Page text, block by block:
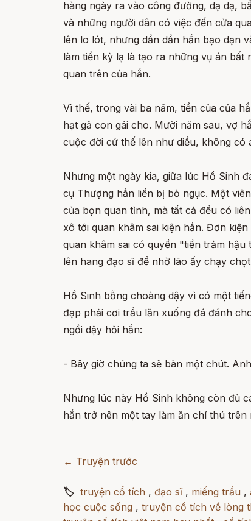
hàng ngày ra vào công đường, dạ dạ,
và những người dân có việc đến cửa
lên lo lót, nhưng dần dần hắn bạo dạn
làm tiền kỳ lạ là tạo ra những vụ án
quan trên của hắn.
Vì thế, trong vài ba năm, tiền của của
hạt gả con gái cho. Mười năm sau, vợ
cuộc đời cứ thế lên như diều, không có
Nhưng một ngày kia, giữa lúc Hồ Sinh
cụ Thượng hắn liền bị bỏ ngục. Một
của bọn quan tỉnh, mà tất cả đều có
xô tới quan khâm sai kiện hắn. Đơn
quan khâm sai có quyền "tiền trảm
lên hang đạo sĩ để nhờ lão ấy chạy
Hồ Sinh bỗng choàng dậy vì có một
đạp phải cơi trầu lăn xuống đá đánh
ngồi dậy hỏi hắn:
- Bây giờ chúng ta sẽ bàn một chút.
Nhưng lúc này Hồ Sinh không còn đủ
hắn trở nên một tay làm ăn chí thú trên
← Truyện trước
🏷 truyện cổ tích , đạo sĩ, miếng trầu ,
học cuộc sống , truyện cổ tích về lòng